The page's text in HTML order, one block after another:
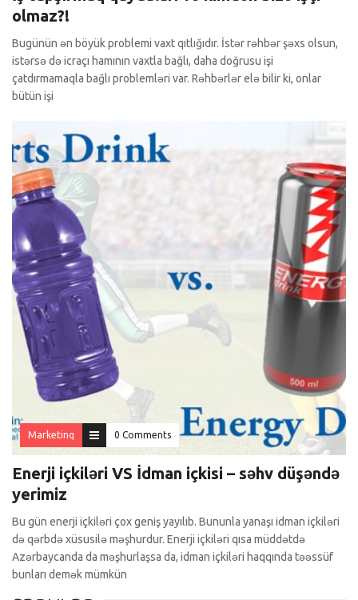
olmaz?!
Bugünün ən böyük problemi vaxt qıtlığıdır. İstər rəhbər şəxs olsun,
istərsə də icraçı hamının vaxtla bağlı, daha doğrusu işi
çatdırmamaqla bağlı problemləri var. Rəhbərlər elə bilir ki, onlar
bütün işi
Marketinq 0 Comments
Enerji içkiləri VS İdman içkisi – səhv düşəndə
yerimiz
Bu gün enerji içkiləri çox geniş yayılıb. Bununla yanaşı idman içkiləri
də qərbdə xüsusilə məşhurdur. Enerji içkiləri qısa müddətdə
Azərbaycanda da məşhurlaşsa da, idman içkiləri haqqında təəssüf
bunları demək mümkün